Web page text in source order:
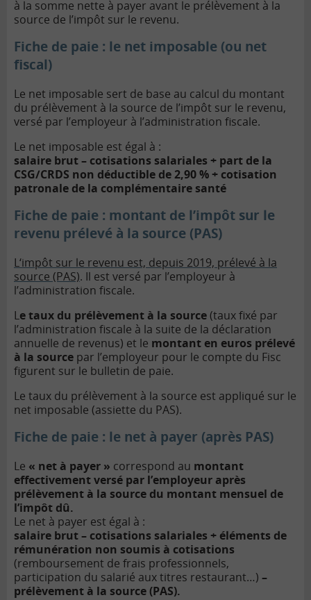
à la somme nette à payer avant le prélèvement à la
source de l’impôt sur le revenu.
Fiche de paie : le net imposable (ou net
fiscal)
Le net imposable sert de base au calcul du montant
du prélèvement à la source de l’impôt sur le revenu,
versé par l’employeur à l’administration fiscale.
Le net imposable est égal à :
salaire brut – cotisations salariales + part de la
CSG/CRDS non déductible de 2,90 % + cotisation
patronale de la complémentaire santé
Fiche de paie : montant de l’impôt sur le
revenu prélevé à la source (PAS)
L‘impôt sur le revenu est, depuis 2019, prélevé à la
source (PAS). Il est versé par l’employeur à
l’administration fiscale.
Le taux du prélèvement à la source(taux fixé par
l’administration fiscale à la suite de la déclaration
annuelle de revenus) et le montant en euros prélevé
à la source par l’employeur pour le compte du Fisc
figurent sur le bulletin de paie.
Le taux du prélèvement à la source est appliqué sur le
net imposable (assiette du PAS).
Fiche de paie : le net à payer (après PAS)
Le « net à payer » correspond au montant
effectivement versé par l’employeur après
prélèvement à la source du montant mensuel de
l’impôt dû.
Le net à payer est égal à :
salaire brut – cotisations salariales + éléments de
rémunération non soumis à cotisations
(remboursement de frais professionnels,
participation du salarié aux titres restaurant…) –
prélèvement à la source (PAS).